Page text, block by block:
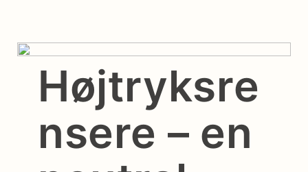
Højtryksre
nsere – en